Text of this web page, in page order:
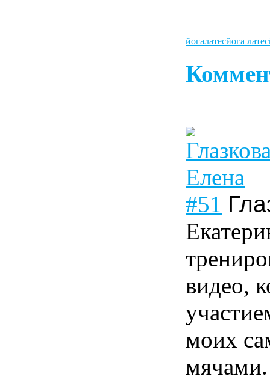
йогалатесйога латес
#51
видео,
моих